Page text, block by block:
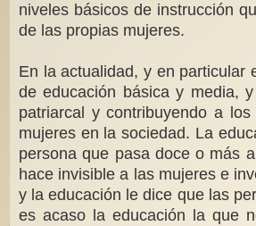
niveles básicos de instrucción
de las propias mujeres.
En la actualidad, y en particular
de educación básica y media,
patriarcal y contribuyendo a
mujeres en la sociedad. La
persona que pasa doce o más
hace invisible a las mujeres e
y la educación le dice que las
es acaso la educación la que